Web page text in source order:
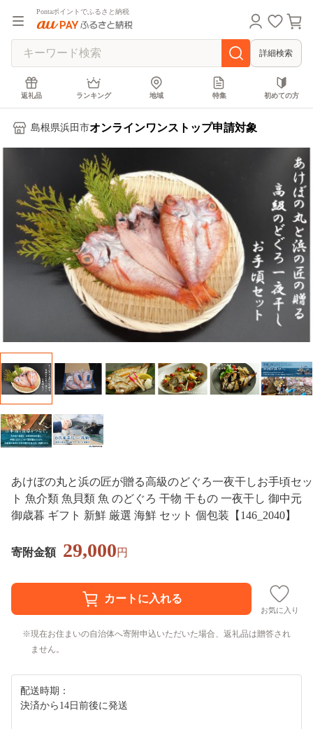
Pontaポイントでふるさと納税
詳細検索
返礼品 ランキング 地域 特集 初めての方
島根県浜田市オンラインワンストップ申請対象
あけぼの丸と浜の匠が贈る高級のどぐろ一夜干しお手頃セッ
ト 魚介類 魚貝類 魚 のどぐろ 干物 干もの 一夜干し 御中元
御歳暮 ギフト 新鮮 厳選 海鮮 セット 個包装【146_2040】
寄附金額 29,000円
お気に入り
現在お住まいの自治体へ寄附申込いただいた場合、返礼品は贈答され
ません。
配送時期：
決済から14日前後に発送